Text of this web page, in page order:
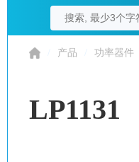
产品 功率器件
LP1131